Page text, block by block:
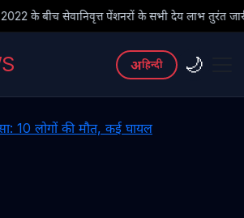
के सभी देय लाभ तुरंत जारी किए जाएं
अहिन्दी 🌙